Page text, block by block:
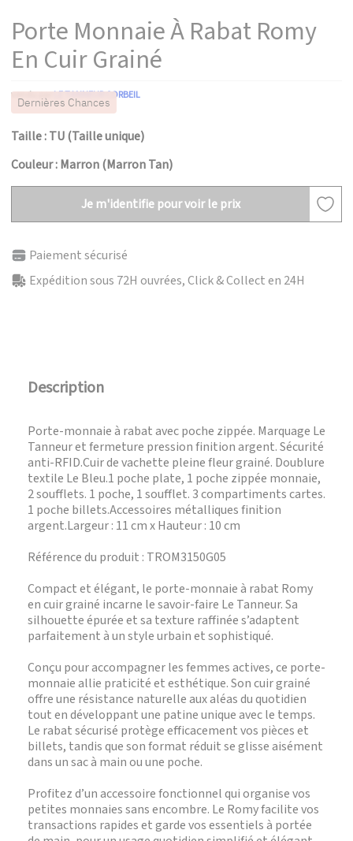
Porte Monnaie À Rabat Romy
En Cuir Grainé
vendu parLE TANNEUR CORBEIL
Dernières Chances
Taille : TU (Taille unique)
Couleur : Marron (Marron Tan)
Je m'identifie pour voir le prix
Paiement sécurisé
Expédition sous 72H ouvrées, Click & Collect en 24H
Description
Porte-monnaie à rabat avec poche zippée. Marquage Le
Tanneur et fermeture pression finition argent. Sécurité
anti-RFID.Cuir de vachette pleine fleur grainé. Doublure
textile Le Bleu.1 poche plate, 1 poche zippée monnaie,
2 soufflets. 1 poche, 1 soufflet. 3 compartiments cartes.
1 poche billets.Accessoires métalliques finition
argent.Largeur : 11 cm x Hauteur : 10 cm
Référence du produit : TROM3150G05
Compact et élégant, le porte-monnaie à rabat Romy
en cuir grainé incarne le savoir-faire Le Tanneur. Sa
silhouette épurée et sa texture raffinée s’adaptent
parfaitement à un style urbain et sophistiqué.
Conçu pour accompagner les femmes actives, ce porte-
monnaie allie praticité et esthétique. Son cuir grainé
offre une résistance naturelle aux aléas du quotidien
tout en développant une patine unique avec le temps.
Le rabat sécurisé protège efficacement vos pièces et
billets, tandis que son format réduit se glisse aisément
dans un sac à main ou une poche.
Profitez d’un accessoire fonctionnel qui organise vos
petites monnaies sans encombre. Le Romy facilite vos
transactions rapides et garde vos essentiels à portée